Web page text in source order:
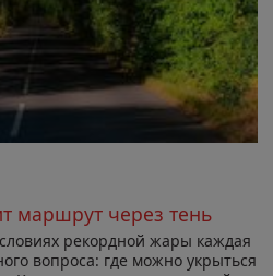
маршрут через тень
рекордной жары каждая
вопроса: где можно укрыться